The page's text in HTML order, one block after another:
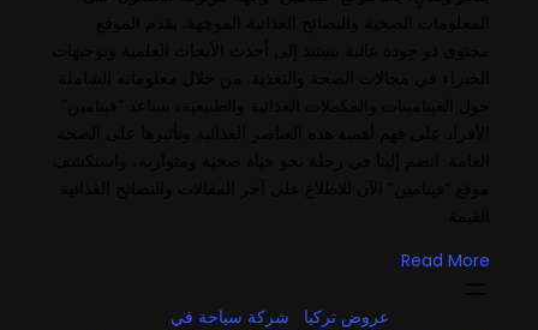
Read More
عروض تركيا
شركة سياحة في